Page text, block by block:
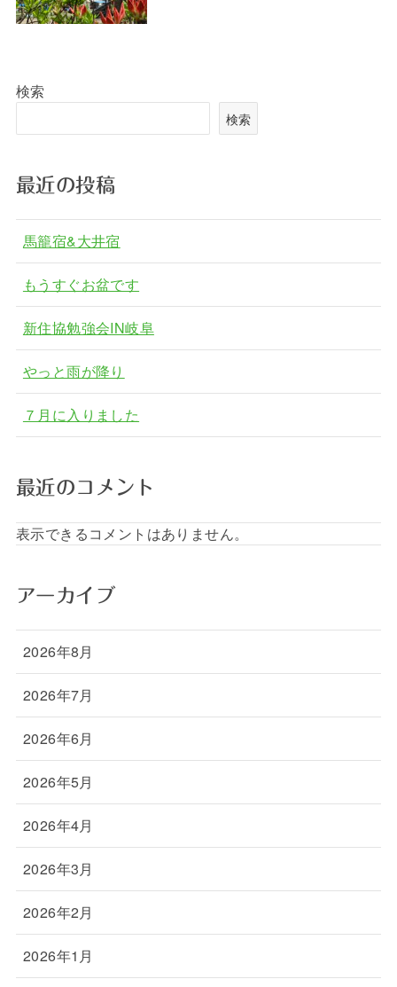
検索
検索
最近の投稿
馬籠宿&大井宿
もうすぐお盆です
新住協勉強会IN岐阜
やっと雨が降り
７月に入りました
最近のコメント
表示できるコメントはありません。
アーカイブ
2026年8月
2026年7月
2026年6月
2026年5月
2026年4月
2026年3月
2026年2月
2026年1月